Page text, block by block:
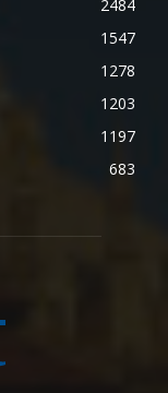
2484
1547
1278
1203
1197
683